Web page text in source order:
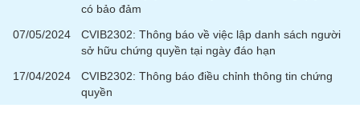
có bảo đảm
07/05/2024
CVIB2302: Thông báo về việc lập danh sách người
sở hữu chứng quyền tại ngày đáo hạn
17/04/2024
CVIB2302: Thông báo điều chỉnh thông tin chứng
quyền
chứng